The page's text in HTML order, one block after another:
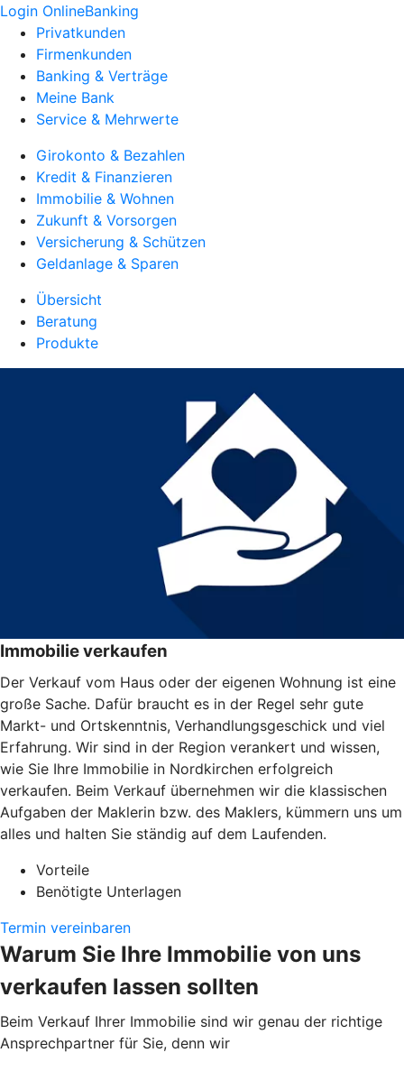
Login OnlineBanking
Privatkunden
Firmenkunden
Banking & Verträge
Meine Bank
Service & Mehrwerte
Girokonto & Bezahlen
Kredit & Finanzieren
Immobilie & Wohnen
Zukunft & Vorsorgen
Versicherung & Schützen
Geldanlage & Sparen
Übersicht
Beratung
Produkte
Immobilie verkaufen
Der Verkauf vom Haus oder der eigenen Wohnung ist eine
große Sache. Dafür braucht es in der Regel sehr gute
Markt- und Ortskenntnis, Verhandlungsgeschick und viel
Erfahrung. Wir sind in der Region verankert und wissen,
wie Sie Ihre Immobilie in Nordkirchen erfolgreich
verkaufen. Beim Verkauf übernehmen wir die klassischen
Aufgaben der Maklerin bzw. des Maklers, kümmern uns um
alles und halten Sie ständig auf dem Laufenden.
Vorteile
Benötigte Unterlagen
Termin vereinbaren
Warum Sie Ihre Immobilie von uns
verkaufen lassen sollten
Beim Verkauf Ihrer Immobilie sind wir genau der richtige
Ansprechpartner für Sie, denn wir